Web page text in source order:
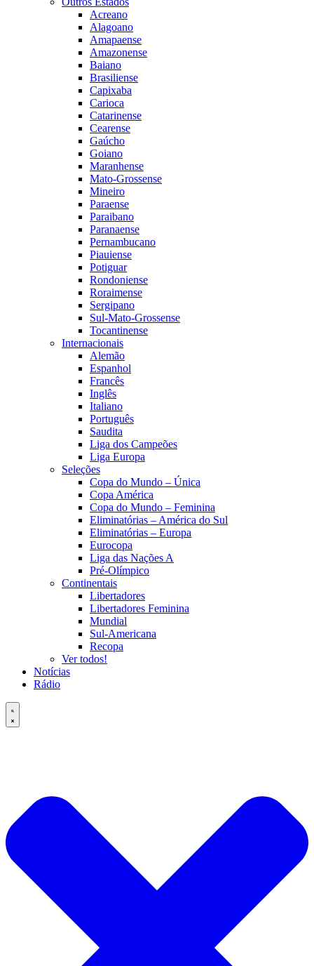
Acreano
Alagoano
Amapaense
Amazonense
Baiano
Brasiliense
Capixaba
Carioca
Catarinense
Cearense
Gaúcho
Goiano
Maranhense
Mato-Grossense
Mineiro
Paraense
Paraibano
Paranaense
Pernambucano
Piauiense
Potiguar
Rondoniense
Roraimense
Sergipano
Sul-Mato-Grossense
Tocantinense
Internacionais
Alemão
Espanhol
Francês
Inglês
Italiano
Português
Saudita
Liga dos Campeões
Liga Europa
Seleções
Copa do Mundo – Única
Copa América
Copa do Mundo – Feminina
Eliminatórias – América do Sul
Eliminatórias – Europa
Eurocopa
Liga das Nações A
Pré-Olímpico
Continentais
Libertadores
Libertadores Feminina
Mundial
Sul-Americana
Recopa
Ver todos!
Notícias
Rádio